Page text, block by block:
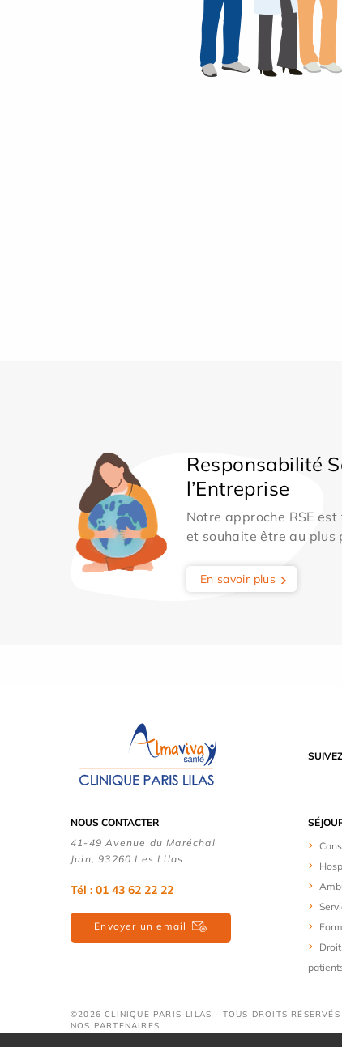
Responsabilité
l’Entreprise
Notre approche RSE
et souhaite être au plus
En savoir plus
NOUS CONTACTER
41-49 Avenue du Maréchal
Juin, 93260 Les Lilas
Tél : 01 43 62 22 22
Envoyer un email
©2026 CLINIQUE PARIS-LILAS - TOUS DROITS
NOS PARTENAIRES